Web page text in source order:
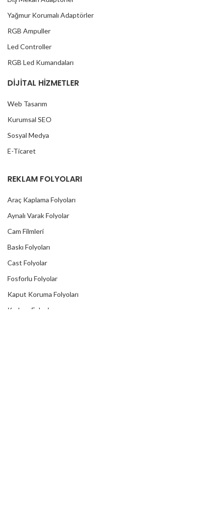
Yağmur Korumalı Adaptörler
RGB Ampuller
Led Controller
RGB Led Kumandaları
DİJİTAL HİZMETLER
Web Tasarım
Kurumsal SEO
Sosyal Medya
E-Ticaret
REKLAM FOLYOLARI
Araç Kaplama Folyoları
Aynalı Varak Folyolar
Cam Filmleri
Baskı Folyoları
Cast Folyolar
Fosforlu Folyolar
Kaput Koruma Folyoları
Karbon Folyolar